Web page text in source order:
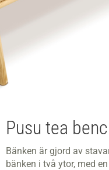
Pusu tea
Bänken är gjord av
bänken i två ytor, med